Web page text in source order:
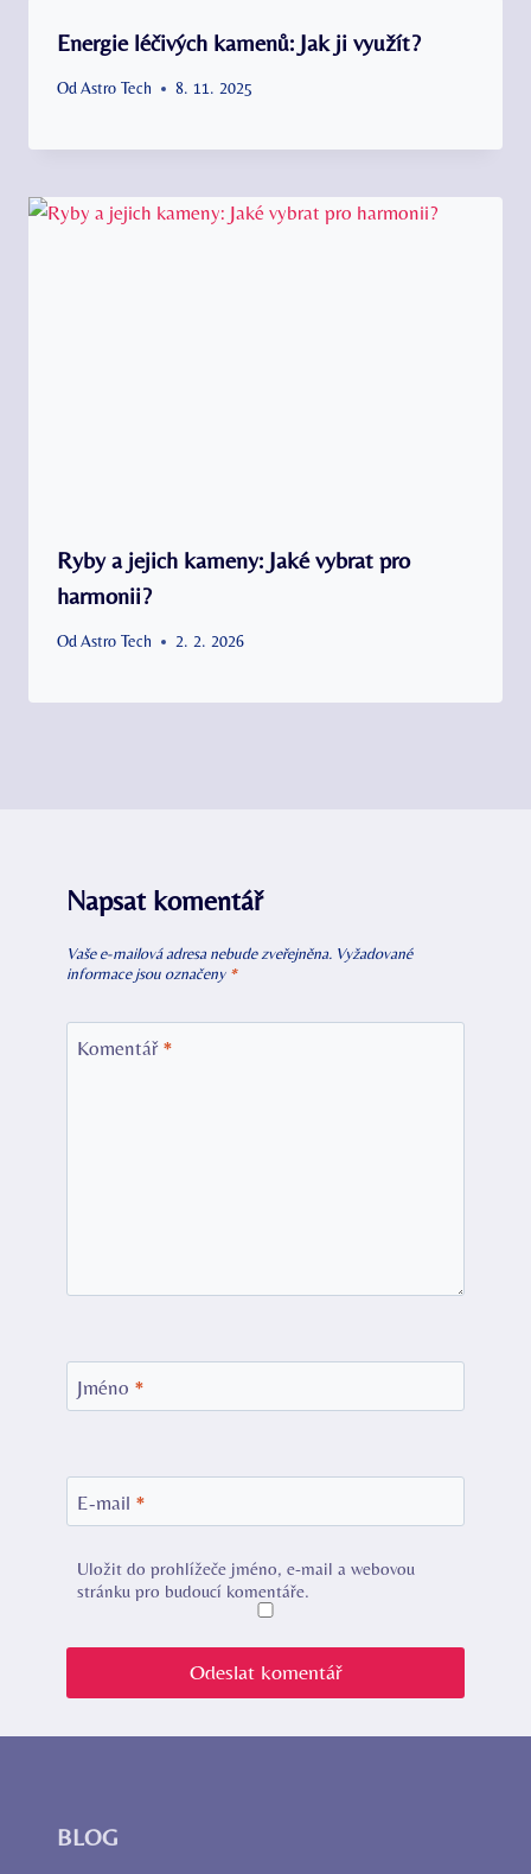
Energie léčivých kamenů: Jak ji využít?
OdAstro Tech 8. 11. 2025
Ryby a jejich kameny: Jaké vybrat pro
harmonii?
OdAstro Tech 2. 2. 2026
Napsat komentář
Vaše e-mailová adresa nebude zveřejněna. Vyžadované
informace jsou označeny *
Komentář *
Jméno *
E-mail *
Uložit do prohlížeče jméno, e-mail a webovou
stránku pro budoucí komentáře.
BLOG